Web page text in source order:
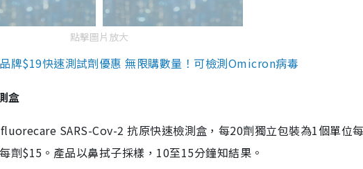
點擊圖片放大
牌$19快速測試劑優惠 無限購數量！可檢測Omicron病毒
盒
SARS-Cov-2 抗原快速檢測盒，每20劑獨立包裝為1個單位
劑$15。產品以鼻拭子採樣，10至15分鐘知結果。